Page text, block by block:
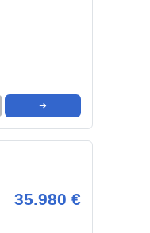
➜
35.980 €